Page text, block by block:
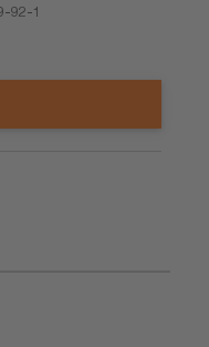
92-1